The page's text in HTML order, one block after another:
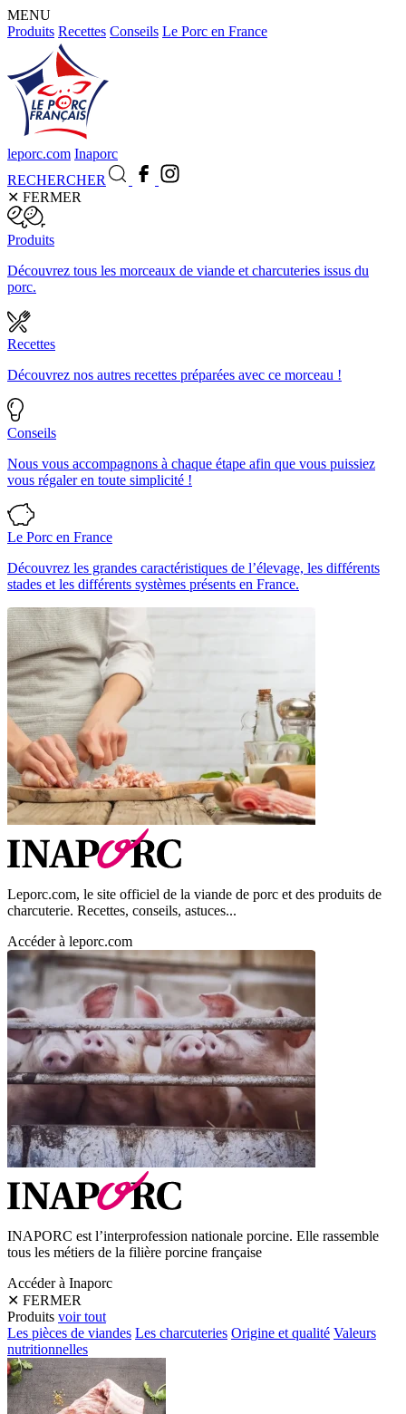
MENU
Produits Recettes Conseils Le Porc en France
leporc.com Inaporc
RECHERCHER
✕ FERMER
Produits
Découvrez tous les morceaux de viande et charcuteries issus du
porc.
Recettes
Découvrez nos autres recettes préparées avec ce morceau !
Conseils
Nous vous accompagnons à chaque étape afin que vous puissiez
vous régaler en toute simplicité !
Le Porc en France
Découvrez les grandes caractéristiques de l’élevage, les différents
stades et les différents systèmes présents en France.
Leporc.com, le site officiel de la viande de porc et des produits de
charcuterie. Recettes, conseils, astuces...
Accéder à leporc.com
INAPORC est l’interprofession nationale porcine. Elle rassemble
tous les métiers de la filière porcine française
Accéder à Inaporc
✕ FERMER
Produits voir tout
Les pièces de viandes Les charcuteries Origine et qualité Valeurs
nutritionnelles